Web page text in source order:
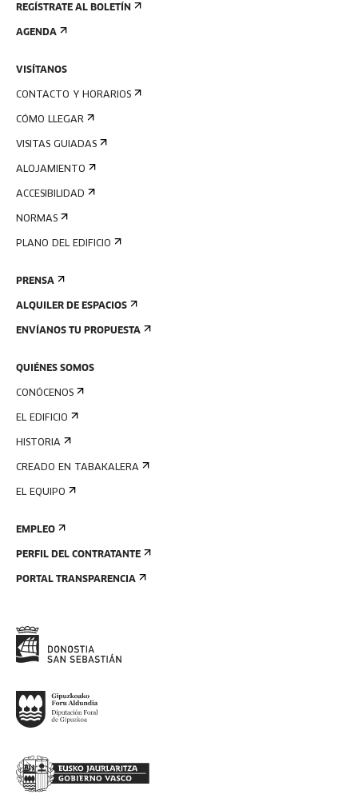
REGÍSTRATE AL BOLETÍN
AGENDA
VISÍTANOS
CONTACTO Y HORARIOS
CÓMO LLEGAR
VISITAS GUIADAS
ALOJAMIENTO
ACCESIBILIDAD
NORMAS
PLANO DEL EDIFICIO
PRENSA
ALQUILER DE ESPACIOS
ENVÍANOS TU PROPUESTA
QUIÉNES SOMOS
CONÓCENOS
EL EDIFICIO
HISTORIA
CREADO EN TABAKALERA
EL EQUIPO
EMPLEO
PERFIL DEL CONTRATANTE
PORTAL TRANSPARENCIA